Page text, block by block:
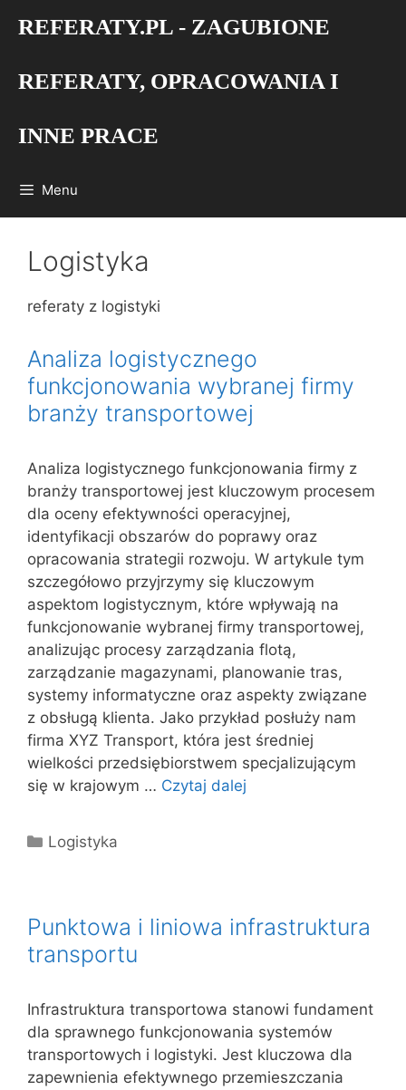
REFERATY.PL - ZAGUBIONE
REFERATY, OPRACOWANIA I
INNE PRACE
Menu
Logistyka
referaty z logistyki
Analiza logistycznego
funkcjonowania wybranej firmy
branży transportowej
Analiza logistycznego funkcjonowania firmy z
branży transportowej jest kluczowym procesem
dla oceny efektywności operacyjnej,
identyfikacji obszarów do poprawy oraz
opracowania strategii rozwoju. W artykule tym
szczegółowo przyjrzymy się kluczowym
aspektom logistycznym, które wpływają na
funkcjonowanie wybranej firmy transportowej,
analizując procesy zarządzania flotą,
zarządzanie magazynami, planowanie tras,
systemy informatyczne oraz aspekty związane
z obsługą klienta. Jako przykład posłuży nam
firma XYZ Transport, która jest średniej
wielkości przedsiębiorstwem specjalizującym
się w krajowym … Czytaj dalej
Kategorie
Logistyka
Punktowa i liniowa infrastruktura
transportu
Infrastruktura transportowa stanowi fundament
dla sprawnego funkcjonowania systemów
transportowych i logistyki. Jest kluczowa dla
zapewnienia efektywnego przemieszczania